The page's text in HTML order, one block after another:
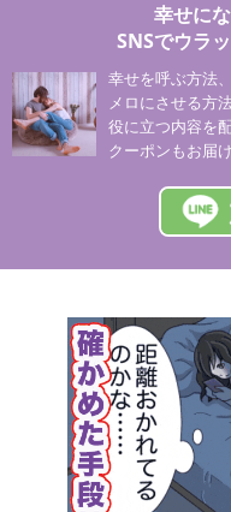
幸せに
SNSでウラ
幸せを呼ぶ方法
メロにさせる方
役に立つ内容を
クーポンもお届